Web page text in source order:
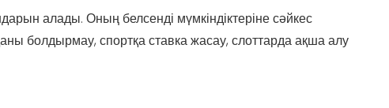
алады. Оның белсенді мүмкіндіктеріне сәйкес
болдырмау, спортқа ставка жасау, слоттарда ақша алу